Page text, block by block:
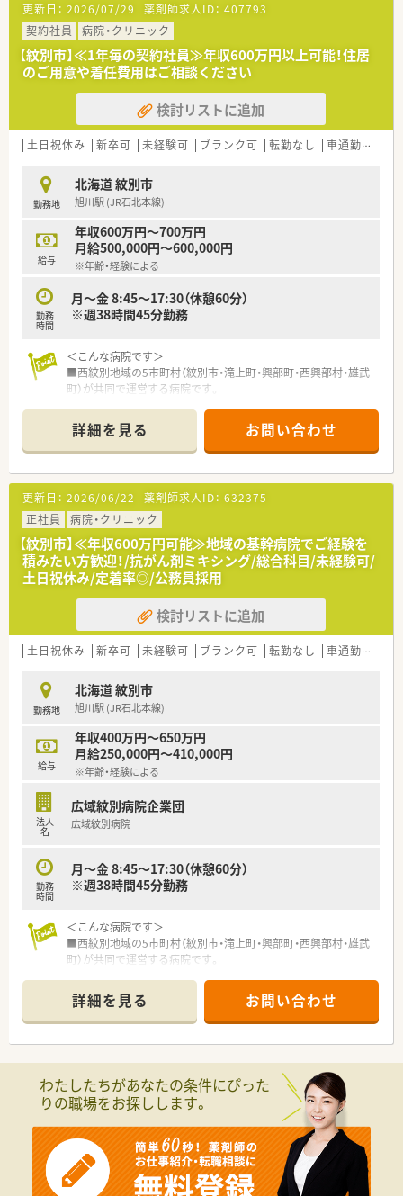
■処方せん枚数は、1日100枚程度、内科、循環器、小児科をメイ
ンに近隣の総合病院からの処方箋も応需しています。薬剤師は3
名在籍しております。
■電子薬歴を完備全自動分包機や錠剤、散薬の監査システムなど
設備も整っています。
■市内に4店舗を運営する調剤薬局です。地域に密着のかかりつ
け薬剤師として活躍しませんか。
のチャンスも！地元で長くお勤めしたいと考えている方を歓迎し
ます。
■信頼と優しさをモットーに掲げており、地域の方々から愛され
るかかりつけ薬局を目指している法人です。
【このような方にオススメ】
■残業が少なく、ご家族との時間やご自身の時間をしっかりと大
切にしたい方
■手厚い住宅補助や転居費用のサポートを活用して、心機一転新
しい環境でチャレンジしたい方
ポートを受けながらもう一度頑張りたい方
未経験、ブランクのある方もご相談に応じます。お気軽にお問い
更新日： 2026/07/29 薬剤師求人ID： 407793
契約社員
病院・クリニック
【紋別市】≪1年毎の契約社員≫年収600万円以上可能！住居
のご用意や着任費用はご相談ください
検討リストに追加
土日祝休み 新卒可 未経験可 ブランク可 転勤なし 車通勤可
勤務地
北海道 紋別市
旭川駅 (JR石北本線)
給与
年収600万円～700万円
月給500,000円～600,000円
※年齢・経験による
勤務
時間
月～金 8:45～17:30（休憩60分）
※週38時間45分勤務
＜こんな病院です＞
■西紋別地域の5市町村（紋別市・滝上町・興部町・西興部村・雄武
町）が共同で運営する病院です。
■2015年に新築移転され、当時の最新設備を整えた病院です。
■外来は院外処方のため入院患者様に集中できる環境です
■混注業務、病棟業務に興味のある方やチーム医療、地域医療に
妙味のある方など、幅広く経験を積める病院です。
＜こんな方におすすめです＞
■経験不問です。初めて病院にチャレンジしたい方もご応募可
能です。もちろん新卒者も歓迎です
■公務員として働きたい方、安定した昇給率や待遇が望めます。
■一人暮らしを考えている方へ、社宅の利用が可能です。入職時
の引っ越し代も相談可能です。
＜充実の設備＞
■化学療法の為の安全キャビネットを設置しています。はじめ
ての方にも丁寧に指導も行っています。
■ＰＣは薬局職員に対して1台以上設置されています
■散剤、錠剤の監査システムを導入しています
■WEB面接可能です。詳しくはお問い合わせください。■
詳細を見る お問い合わせ
更新日： 2026/06/22 薬剤師求人ID： 632375
正社員
病院・クリニック
【紋別市】≪年収600万円可能≫地域の基幹病院でご経験を
積みたい方歓迎！/抗がん剤ミキシング/総合科目/未経験可/
土日祝休み/定着率◎/公務員採用
検討リストに追加
土日祝休み 新卒可 未経験可 ブランク可 転勤なし 車通勤可
勤務地
北海道 紋別市
旭川駅 (JR石北本線)
給与
年収400万円～650万円
月給250,000円～410,000円
※年齢・経験による
法人
名
広域紋別病院企業団
広域紋別病院
勤務
時間
月～金 8:45～17:30（休憩60分）
※週38時間45分勤務
＜こんな病院です＞
■西紋別地域の5市町村（紋別市・滝上町・興部町・西興部村・雄武
町）が共同で運営する病院です。
■2015年に新築移転され、当時の最新設備を整えた病院です。
■外来は院外処方のため入院患者様に集中できる環境です
■混注業務、病棟業務に興味のある方やチーム医療、地域医療に
興味のある方歓迎！幅広く経験を積める病院です。
■経験不問です。初めて病院にチャレンジしたい方もご応募可
能です。もちろん新卒者も歓迎
！元々別の業界にいた方や調剤薬局のみのご経験の方が初めて病
院で勤められて、現在も活躍されています！
■公務員として働きたい方、安定した昇給率や待遇が望めます。
■一人暮らしを考えている方へ、社宅の利用や住宅手当が対象と
なります。
詳細を見る お問い合わせ
わたしたちがあなたの条件にぴった
りの職場をお探しします。